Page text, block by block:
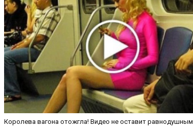
Королева вагона отожгла! Видео не оставит равнодушным